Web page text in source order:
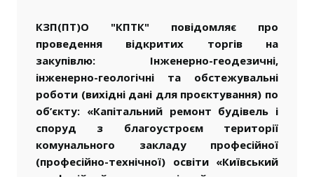
КЗП(ПТ)О "КПТК" повідомляє про
проведення відкритих торгів на
закупівлю: Інженерно-геодезичні,
інженерно-геологічні та обстежувальні
роботи (вихідні дані для проєктування) по
об’єкту: «Капітальний ремонт будівель і
споруд з благоустроєм території
комунального закладу професійної
(професійно-технічної) освіти «Київський